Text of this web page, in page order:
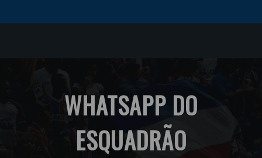
WHATSAPP DO
ESQUADRÃO